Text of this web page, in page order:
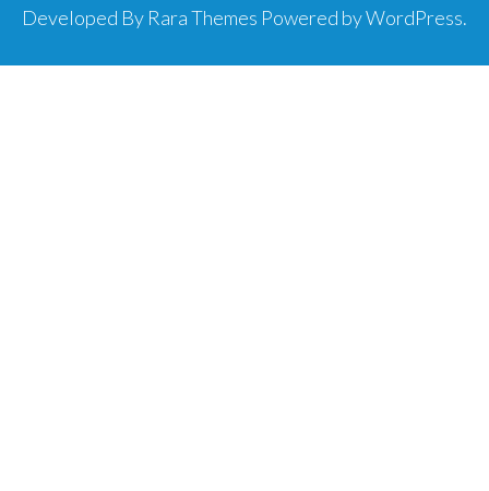
Developed By Rara Themes Powered byWordPress.